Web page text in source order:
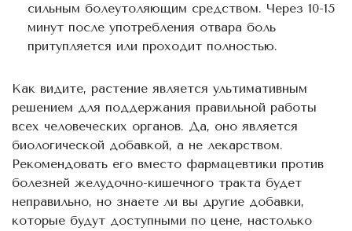
сильным болеутоляющим средством. Через 10-15
минут после употребления отвара боль
притупляется или проходит полностью.
Как видите, растение является ультимативным
решением для поддержания правильной работы
всех человеческих органов. Да, оно является
биологической добавкой, а не лекарством.
Рекомендовать его вместо фармацевтики против
болезней желудочно-кишечного тракта будет
неправильно, но знаете ли вы другие добавки,
которые будут доступными по цене, настолько